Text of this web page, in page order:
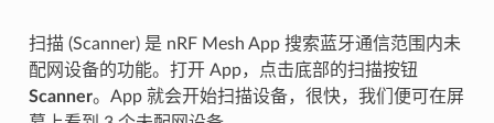
扫描 (Scanner) 是 nRF Mesh App 搜索蓝牙通信范围内未
配网设备的功能。打开 App，点击底部的扫描按钮
Scanner。App 就会开始扫描设备，很快，我们便可在屏